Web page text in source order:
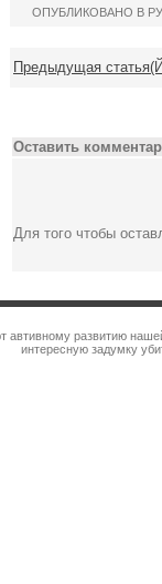
ОПУБЛИКОВАНО В
Предыдущая
Оставить
Для того чтобы
автивному развитию
интересную задумку